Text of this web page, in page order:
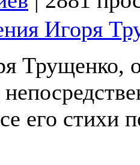
Игоря
Трущенко,
его стихи